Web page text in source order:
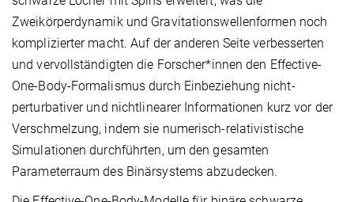
Zweikörperdynamik und Gravitationswellenformen noch
komplizierter macht. Auf der anderen Seite verbesserten
und vervollständigten die Forscher*innen den Effective-
One-Body-Formalismus durch Einbeziehung nicht-
perturbativer und nichtlinearer Informationen kurz vor der
Verschmelzung, indem sie numerisch-relativistische
Simulationen durchführten, um den gesamten
Parameterraum des Binärsystems abzudecken.